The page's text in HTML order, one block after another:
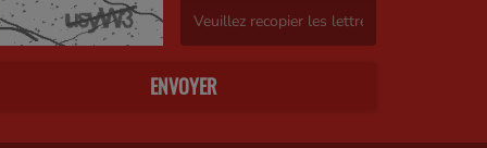
ENVOYER